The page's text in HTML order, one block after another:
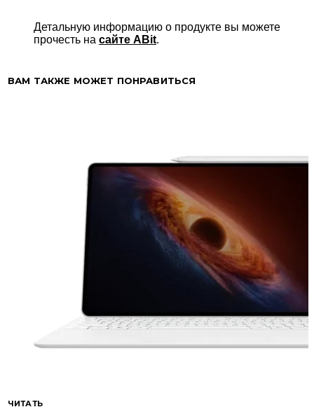
Детальную информацию о продукте вы можете
прочесть на сайте ABit.
ВАМ ТАКЖЕ МОЖЕТ ПОНРАВИТЬСЯ
ЧИТАТЬ